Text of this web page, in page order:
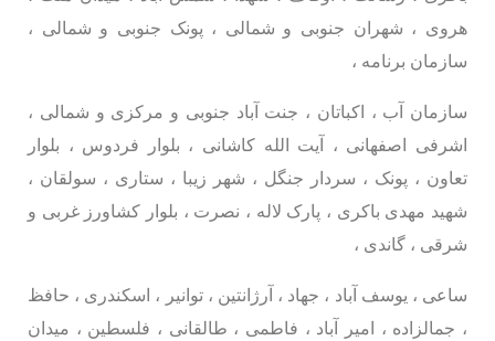
هروی ، شهران جنوبی و شمالی ، پونک جنوبی و شمالی ،
سازمان برنامه ،
سازمان آب ، اکباتان ، جنت آباد جنوبی و مرکزی و شمالی ،
اشرفی اصفهانی ، آیت الله کاشانی ، بلوار فردوس ، بلوار
تعاون ، پونک ، سردار جنگل ، شهر زیبا ، ستاری ، سولقان ،
شهید مهدی باکری ، پارک لاله ، نصرت ، بلوار کشاورز غربی و
شرقی ، گاندی ،
ساعی ، یوسف آباد ، جهاد ، آرژانتین ، توانیر ، اسکندری ، حافظ
، جمالزاده ، امیر آباد ، فاطمی ، طالقانی ، فلسطین ، میدان